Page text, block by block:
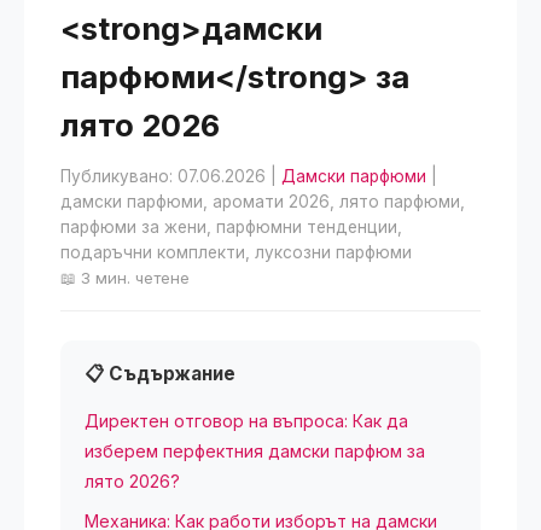
<strong>дамски
парфюми</strong> за
лято 2026
Публикувано: 07.06.2026 Дамски парфюми
дамски парфюми, аромати 2026, лято парфюми,
парфюми за жени, парфюмни тенденции,
подаръчни комплекти, луксозни парфюми
📖 3 мин. четене
📋 Съдържание
Директен отговор на въпроса: Как да
изберем перфектния дамски парфюм за
лято 2026?
Механика: Как работи изборът на дамски